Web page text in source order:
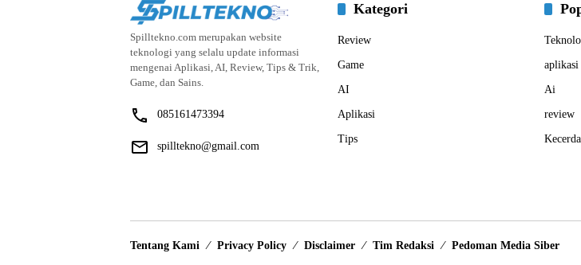
Spilltekno.com merupakan website
teknologi yang selalu update informasi
mengenai Aplikasi, AI, Review, Tips & Trik,
Game, dan Sains.
085161473394
spilltekno@gmail.com
Kategori
Review
Game
AI
Aplikasi
Tips
aplikasi
Ai
review
Tentang Kami Privacy Policy Disclaimer Tim Redaksi Pedoman Media Siber